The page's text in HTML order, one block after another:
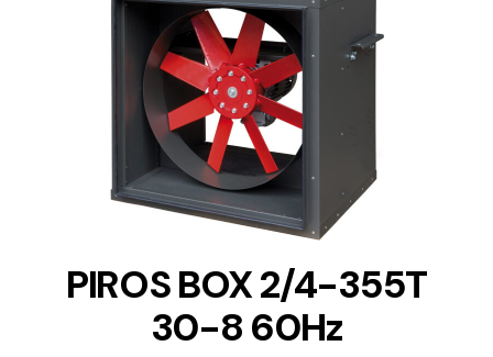
DETAILS
PIROS BOX 2/4-355T
30-8 60Hz